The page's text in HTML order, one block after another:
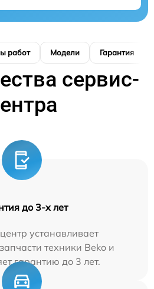
работ Модели Гарантия
сервис-
до 3-х лет
устанавливает
техники Beko и
гарантию до 3 лет.